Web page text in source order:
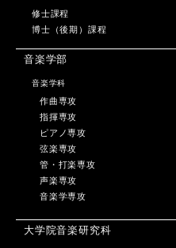
修士課程
博士（後期）課程
音楽学部
音楽学科
作曲専攻
指揮専攻
ピアノ専攻
弦楽専攻
管・打楽専攻
声楽専攻
音楽学専攻
大学院音楽研究科